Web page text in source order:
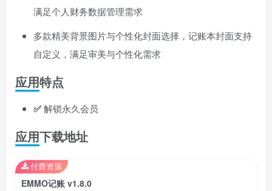
满足个人财务数据管理需求
多款精美背景图片与个性化封面选择，记账本封面支持
自定义，满足审美与个性化需求
应用特点
✅解锁永久会员
应用下载地址
EMMO记账 v1.8.0
付费资源